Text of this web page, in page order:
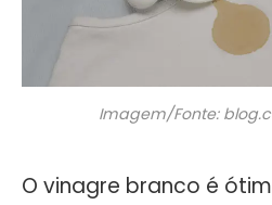
Imagem/Fonte:
O vinagre branco é